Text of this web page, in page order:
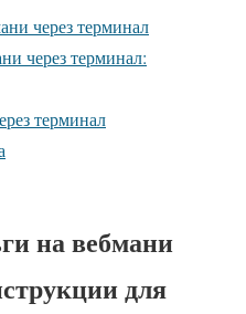
через терминал
через терминал:
терминал
на вебмани
для